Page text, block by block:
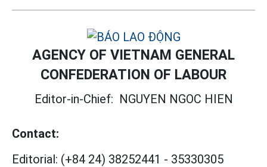
AGENCY OF VIETNAM GENERAL
CONFEDERATION OF LABOUR
Editor-in-Chief: NGUYEN NGOC HIEN
Contact:
Editorial: (+84 24) 38252441 - 35330305